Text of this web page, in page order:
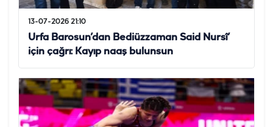
13-07-2026 21:10
Urfa Barosun’dan Bediüzzaman Said Nursî’
için çağrı: Kayıp naaş bulunsun